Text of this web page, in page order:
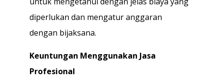
diperlukan dan mengatur anggaran
dengan bijaksana.
Keuntungan Menggunakan Jasa
Profesional